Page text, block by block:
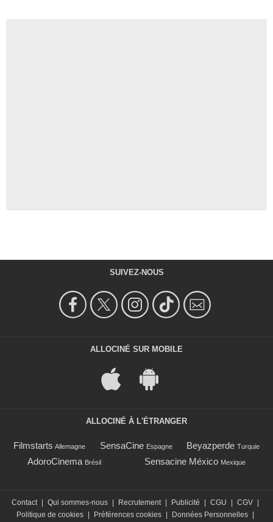
SUIVEZ-NOUS
ALLOCINÉ SUR MOBILE
ALLOCINÉ À L'ÉTRANGER
Filmstarts Allemagne SensaCine Espagne Beyazperde Turquie
AdoroCinema Brésil Sensacine México Mexique
Contact Qui sommes-nous Recrutement Publicité CGU CGV
Politique de cookies
Préférences cookies Données Personnelles